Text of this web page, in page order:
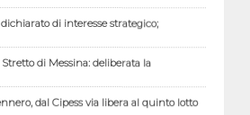
di interesse strategico;
di Messina: deliberata la
dal Cipess via libera al quinto lotto